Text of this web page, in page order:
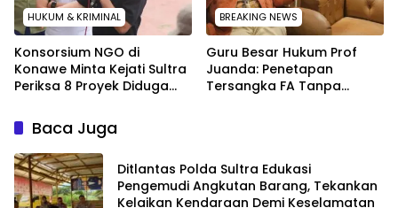
HUKUM & KRIMINAL
Konsorsium NGO di
Konawe Minta Kejati Sultra
Periksa 8 Proyek Diduga
BREAKING NEWS
Guru Besar Hukum Prof
Juanda: Penetapan
Tersangka FA Tanpa
Baca Juga
Ditlantas Polda Sultra Edukasi
Pengemudi Angkutan Barang, Tekankan
Kelaikan Kendaraan Demi Keselamatan